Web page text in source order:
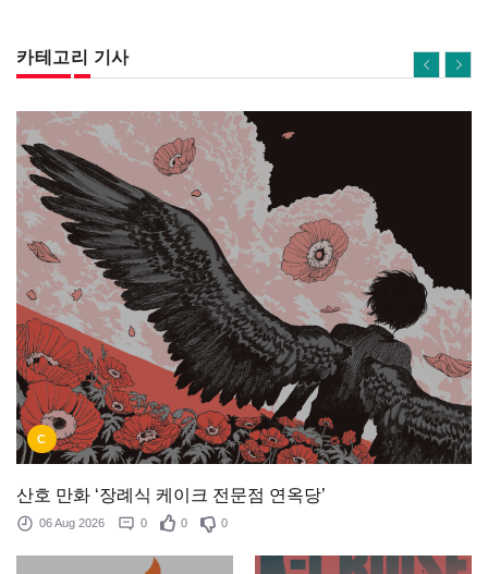
카테고리 기사
C
산호 만화 ‘장례식 케이크 전문점 연옥당’
06 Aug 2026 0 0 0